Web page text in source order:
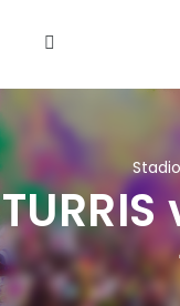
EVENTI
CHI SIAMO
RIVENDITORI
TURRIS